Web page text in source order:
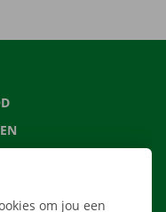
om jou een